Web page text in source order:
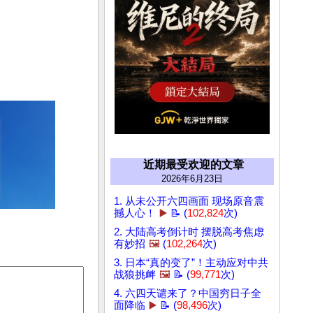
近期最受欢迎的文章
2026年6月23日
1. 从未公开六四画面 现场原音震
撼人心！
▶️ 📝 (102,824次)
2. 大陆高考倒计时 摆脱高考焦虑
有妙招 🖼️ (102,264次)
3. 日本“真的变了”！主动应对中共
战狼挑衅 🖼️ 📝 (99,771次)
4. 六四天谴来了？中国穷日子全
面降临 ▶️ 📝 (98,496次)